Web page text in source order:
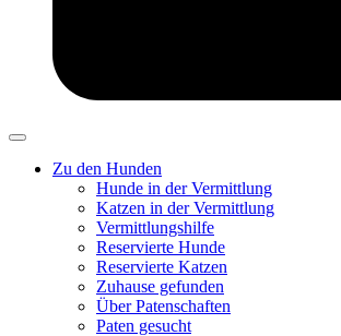
Zu den Hunden
Hunde in der Vermittlung
Katzen in der Vermittlung
Vermittlungshilfe
Reservierte Hunde
Reservierte Katzen
Zuhause gefunden
Über Patenschaften
Paten gesucht